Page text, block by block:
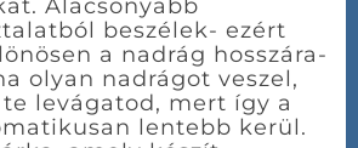
Alacsonyabb
beszélek- ezért
a nadrág hosszára-
olyan nadrágot veszel,
levágatod, mert így a
lentebb kerül.